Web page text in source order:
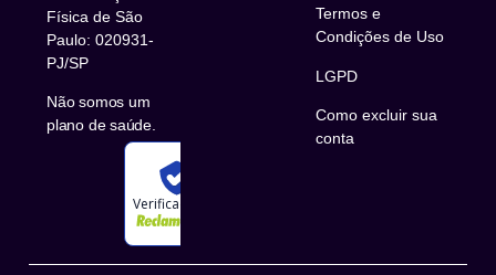
Física de São
Paulo: 020931-
PJ/SP
Não somos um
plano de saúde.
Verificada por
Termos e
Condições de Uso
LGPD
Como excluir sua
conta